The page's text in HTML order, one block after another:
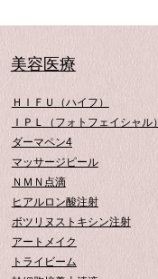
​美容医療
ＨＩＦＵ（ハイフ）
ＩＰＬ（フォトフェイシャル）
ダーマペン4
マッサージピール
ＮＭＮ点滴
ヒアルロン酸注射
ボツリヌストキシン注射
アートメイク
トライビーム